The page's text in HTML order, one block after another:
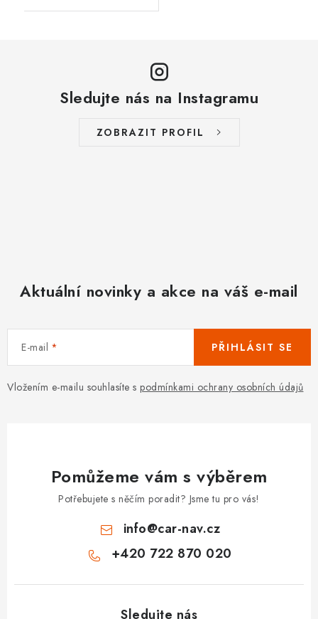
Sledujte nás na Instagramu
ZOBRAZIT PROFIL
Aktuální novinky a akce na váš e-mail
E-mail
Vložením e-mailu souhlasíte s podmínkami ochrany osobních údajů
PŘIHLÁSIT SE
Pomůžeme vám s výběrem
Potřebujete s něčím poradit? Jsme tu pro vás!
info@car-nav.cz
+420 722 870 020